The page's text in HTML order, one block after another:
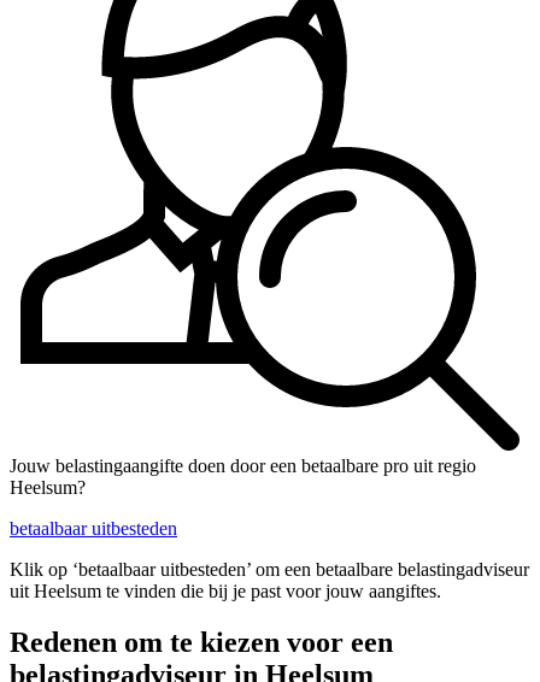
Jouw belastingaangifte doen door een betaalbare pro uit regio
Heelsum?
betaalbaar uitbesteden
Klik op ‘betaalbaar uitbesteden’ om een betaalbare belastingadviseur
uit Heelsum te vinden die bij je past voor jouw aangiftes.
Redenen om te kiezen voor een
belastingadviseur in Heelsum